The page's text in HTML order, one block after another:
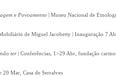
e Povoamento | Museu Nacional de
de Miguel Jacobetty | Inauguração 7
ter| Conferências, 1>29 Abr, fundação
Mar, Casa de Serralves